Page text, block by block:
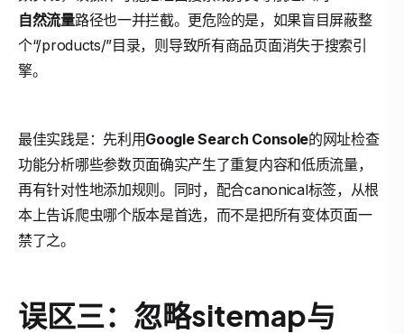
自然流量路径也一并拦截。更危险的是，如果盲目屏蔽整
个“/products/”目录，则导致所有商品页面消失于搜索引
擎。
最佳实践是：先利用Google Search Console的网址检查
功能分析哪些参数页面确实产生了重复内容和低质流量，
再有针对性地添加规则。同时，配合canonical标签，从根
本上告诉爬虫哪个版本是首选，而不是把所有变体页面一
禁了之。
误区三：忽略sitemap与